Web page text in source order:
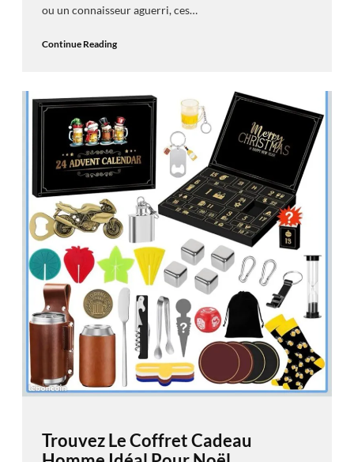
ou un connaisseur aguerri, ces…
Continue Reading
Trouvez Le Coffret Cadeau